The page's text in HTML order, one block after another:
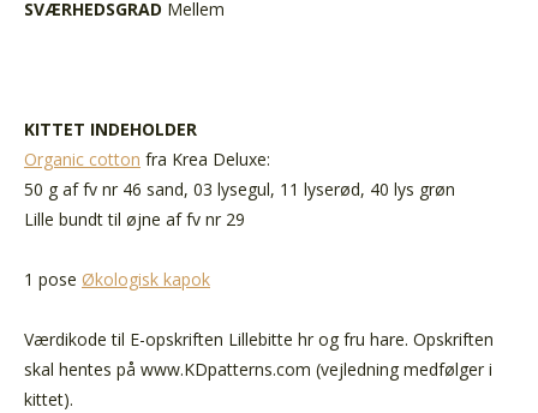
SVÆRHEDSGRAD Mellem
KITTET INDEHOLDER
Organic cotton fra Krea Deluxe:
50 g af fv nr 46 sand, 03 lysegul, 11 lyserød, 40 lys grøn
Lille bundt til øjne af fv nr 29
1 pose Økologisk kapok
Værdikode til E-opskriften Lillebitte hr og fru hare. Opskriften
skal hentes på www.KDpatterns.com (vejledning medfølger i
kittet).